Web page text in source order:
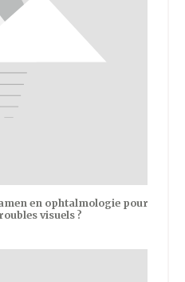
en ophtalmologie pour
visuels ?